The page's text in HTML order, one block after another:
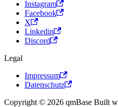
Instagram
Facebook
X
Linkedin
Discord
Legal
Impressum
Datenschutz
Copyright © 2026 qmBase Built